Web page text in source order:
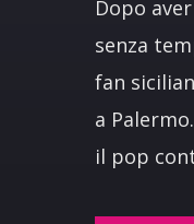
Dopo
senza
fan
a
il pop